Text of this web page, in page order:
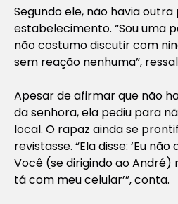
Segundo ele, não havia
estabelecimento. “Sou uma
não costumo discutir com
sem reação nenhuma”,
Apesar de afirmar que não
da senhora, ela pediu para
local. O rapaz ainda se
revistasse. “Ela disse: ‘Eu
Você (se dirigindo ao André)
tá com meu celular’”, conta.